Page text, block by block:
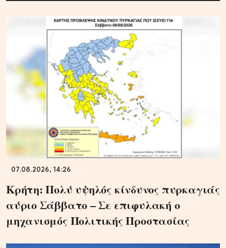
07.08.2026, 14:26
Κρήτη: Πολύ υψηλός κίνδυνος πυρκαγιάς
αύριο Σάββατο – Σε επιφυλακή ο
μηχανισμός Πολιτικής Προστασίας